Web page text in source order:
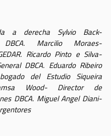
a derecha Sylvio Back-
DBCA. Marcilio Moraes-
Ricardo Pinto e Silva-
DBCA. Eduardo Ribeiro
del Estudio Siqueira
Wood- Director de
DBCA. Miguel Angel Diani-